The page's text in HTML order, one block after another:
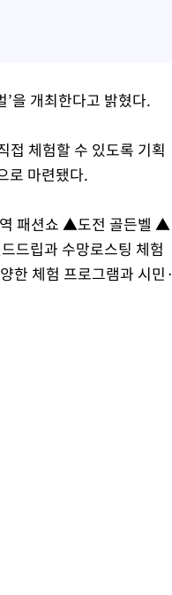
을 개최한다고 밝혔다.
체험할 수 있도록 기획
로 마련됐다.
역 패션쇼 ▲도전 골든벨 ▲
드립과 수망로스팅 체험
한 체험 프로그램과 시민·